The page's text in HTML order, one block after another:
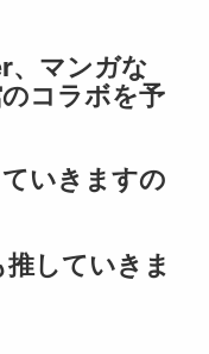
、マンガな
コラボを予
いきますの
していきま